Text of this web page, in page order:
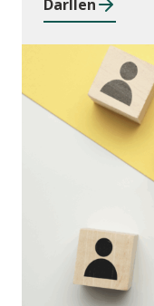
Darllen